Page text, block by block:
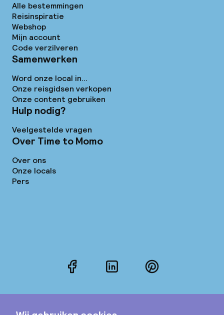
Alle bestemmingen
Reisinspiratie
Webshop
Mijn account
Code verzilveren
Samenwerken
Word onze local in...
Onze reisgidsen verkopen
Onze content gebruiken
Hulp nodig?
Veelgestelde vragen
Over Time to Momo
Over ons
Onze locals
Pers
FacebookLinkedInPinterest
Instagram